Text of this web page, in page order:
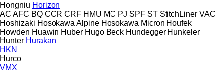
Hongniu Horizon
AC AFC BQ CCR CRF HMU MC PJ SPF ST StitchLiner VAC
Hoshizaki Hosokawa Alpine Hosokawa Micron Houfek
Howden Huawin Huber Hugo Beck Hundegger Hunkeler
Hunter Hurakan
HKN
Hurco
VMX